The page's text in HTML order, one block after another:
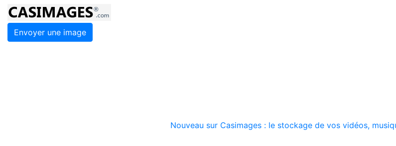
Envoyer une image
Nouveau sur Casimages : le stockage de vos vidéos,